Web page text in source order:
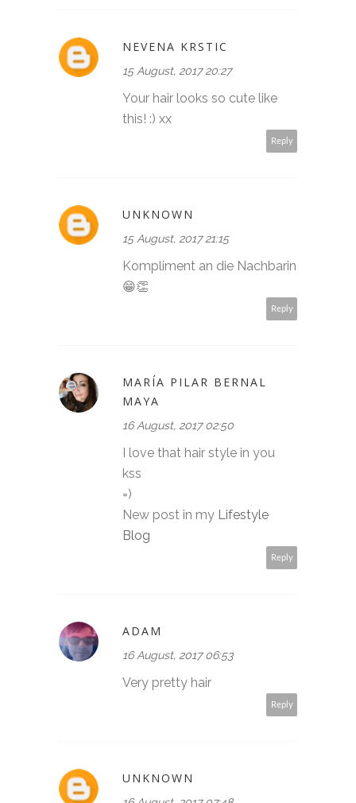
NEVENA KRSTIC
15 August, 2017 20:27
Your hair looks so cute like
this! :) xx
Reply
UNKNOWN
15 August, 2017 21:15
Kompliment an die Nachbarin
😁👏
Reply
MARÍA PILAR BERNAL
MAYA
16 August, 2017 02:50
I love that hair style in you
kss
=)
New post in my Lifestyle
Blog
Reply
ADAM
16 August, 2017 06:53
Very pretty hair
Reply
UNKNOWN